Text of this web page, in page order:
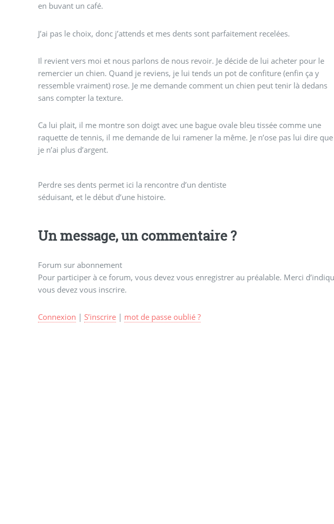
en buvant un café.
J’ai pas le choix, donc j’attends et mes dents sont parfaitement recelées.
Il revient vers moi et nous parlons de nous revoir. Je décide de lui acheter pour le
remercier un chien. Quand je reviens, je lui tends un pot de confiture (enfin ça y
ressemble vraiment) rose. Je me demande comment un chien peut tenir là dedans
sans compter la texture.
Ca lui plait, il me montre son doigt avec une bague ovale bleu tissée comme une
raquette de tennis, il me demande de lui ramener la même. Je n’ose pas lui dire que
je n’ai plus d’argent.
Perdre ses dents permet ici la rencontre d’un dentiste
séduisant, et le début d’une histoire.
Un message, un commentaire ?
Forum sur abonnement
Pour participer à ce forum, vous devez vous enregistrer au préalable. Merci
vous devez vous inscrire.
Connexion | S’inscrire| mot de passe oublié ?